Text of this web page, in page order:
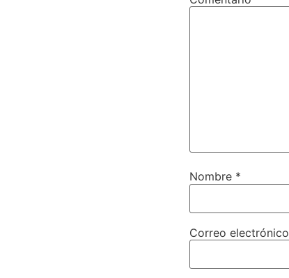
Nombre *
Correo electrónico